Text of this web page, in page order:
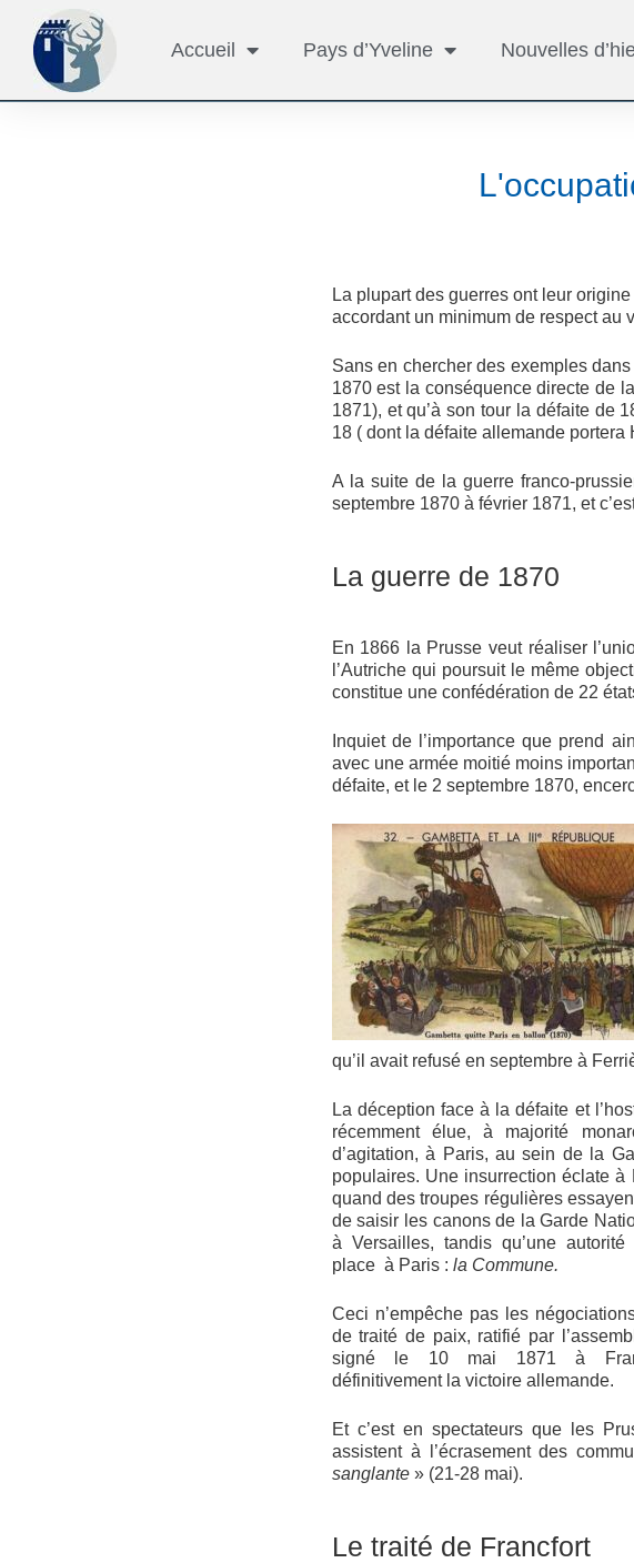
Accueil Pays d’Yveline Nouvelles
La plupart des guerres ont leur
accordant un minimum de respect au
Sans en chercher des exemples
1870 est la conséquence directe de
1871), et qu’à son tour la défaite de
18 ( dont la défaite allemande
A la suite de la guerre franco-
septembre 1870 à février 1871, et
La guerre de 1870
En 1866 la Prusse veut réaliser
l’Autriche qui poursuit le même
constitue une confédération de 22
Inquiet de l’importance que prend
avec une armée moitié moins
défaite, et le 2 septembre 1870,
qu’il avait refusé en septembre à
La déception face à la défaite et
récemment élue, à majorité
d’agitation, à Paris, au sein de la
populaires. Une insurrection éclate à
quand des troupes régulières
de saisir les canons de la Garde
à Versailles, tandis qu’une
place à Paris : la Commune.
Ceci n’empêche pas les
de traité de paix, ratifié par
signé le 10 mai 1871 à
définitivement la victoire allemande.
Et c’est en spectateurs que les
assistent à l’écrasement des
sanglante » (21-28 mai).
Le traité de Francfort